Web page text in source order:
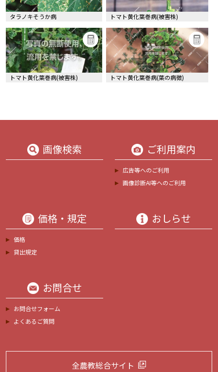
タラノキそうか病 トマト黄化葉巻病(被害株)
トマト黄化葉巻病(被害株) トマト黄化葉巻病(葉の病徴)
画像検索 ご利用案内
広告等へのご利用
画像診断AI等へのご利用
価格・規定
価格
貸出規定
おしらせ
お問合せ
お問合せフォーム
よくあるご質問
全農教総合サイト